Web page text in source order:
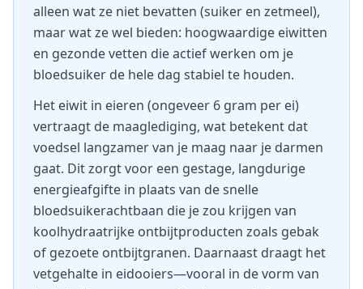
alleen wat ze niet bevatten (suiker en zetmeel),
maar wat ze wel bieden: hoogwaardige eiwitten
en gezonde vetten die actief werken om je
bloedsuiker de hele dag stabiel te houden.
Het eiwit in eieren (ongeveer 6 gram per ei)
vertraagt de maaglediging, wat betekent dat
voedsel langzamer van je maag naar je darmen
gaat. Dit zorgt voor een gestage, langdurige
energieafgifte in plaats van de snelle
bloedsuikerachtbaan die je zou krijgen van
koolhydraatrijke ontbijtproducten zoals gebak
of gezoete ontbijtgranen. Daarnaast draagt het
vetgehalte in eidooiers—vooral in de vorm van